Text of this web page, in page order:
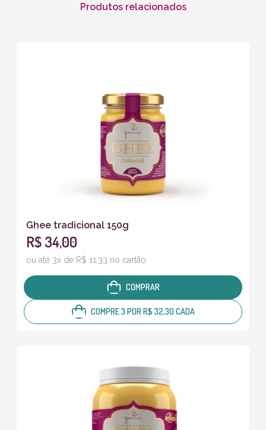
Produtos relacionados
Ghee tradicional 150g
R$ 34,00
ou até 3x de R$ 11,33 no cartão
COMPRAR
COMPRE 3 POR R$ 32,30 CADA